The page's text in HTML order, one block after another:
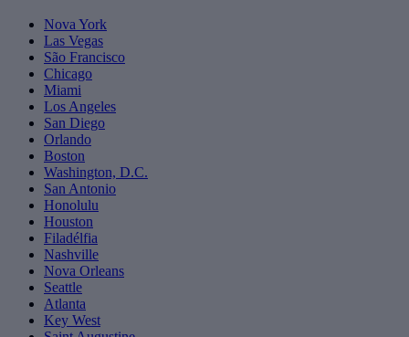
Nova York
Las Vegas
São Francisco
Chicago
Miami
Los Angeles
San Diego
Orlando
Boston
Washington, D.C.
San Antonio
Honolulu
Houston
Filadélfia
Nashville
Nova Orleans
Seattle
Atlanta
Key West